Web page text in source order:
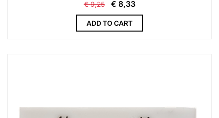
€9,25 € 8,33
ADD TO CART